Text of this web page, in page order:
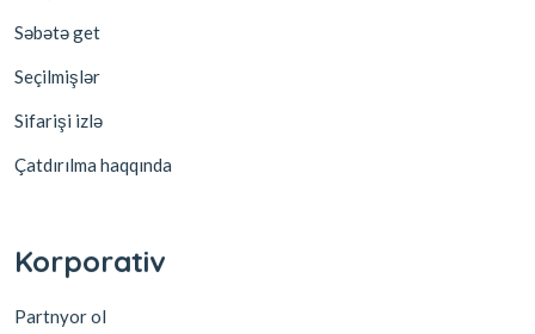
Səbətə get
Seçilmişlər
Sifarişi izlə
Çatdırılma haqqında
Korporativ
Partnyor ol